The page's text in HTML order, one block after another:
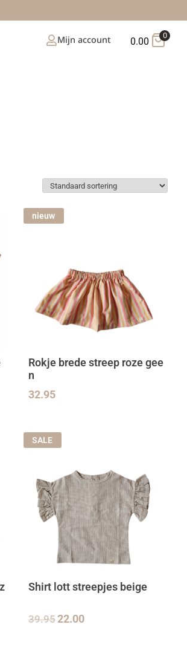
Mijn account 0.00
0
nieuw
Rokje brede streep roze gee
n
32.95
SALE
Shirt lott streepjes beige
39.9522.00